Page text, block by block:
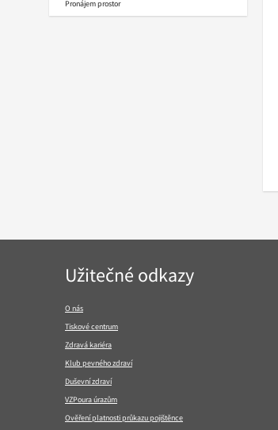
Pronájem prostor
Navigace
Užitečné odkazy
O nás
Tiskové centrum
Zdravá kariéra
Klub pevného zdraví
Duševní zdraví
VZPoura úrazům
Ověření platnosti průkazu pojištěnce